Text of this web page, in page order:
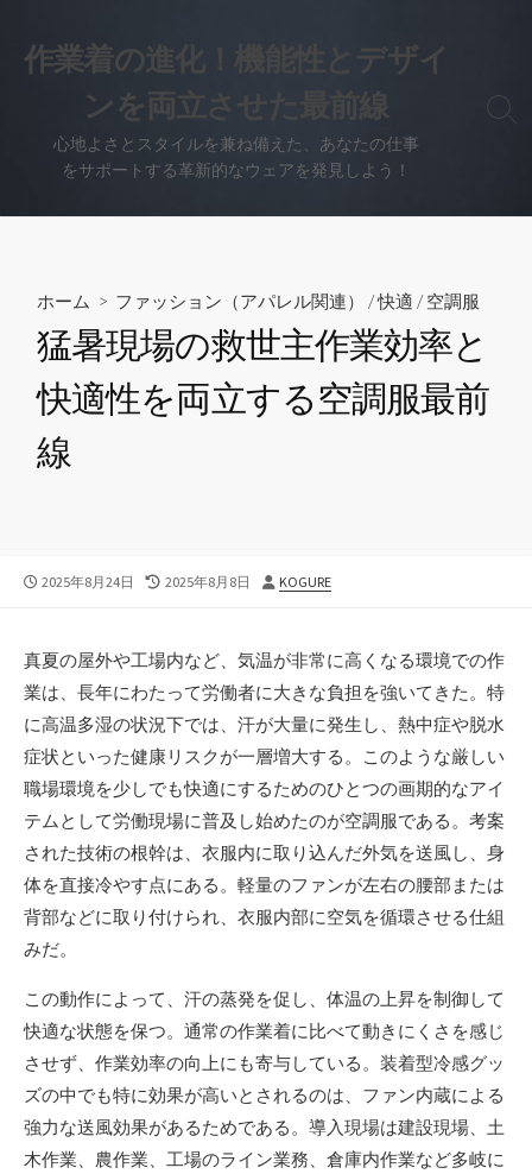
キ
作業着の進化！機能性とデザイ
ンを両立させた最前線
心地よさとスタイルを兼ね備えた、あなたの仕事
をサポートする革新的なウェアを発見しよう！
検
ホーム > ファッション（アパレル関連） /快適 /空調服
猛暑現場の救世主作業効率と
快適性を両立する空調服最前
線
公
2025年8月24日
最
新
日
2025年8月8日
投
KOGURE
真夏の屋外や工場内など、気温が非常に高くなる環境での作
業は、長年にわたって労働者に大きな負担を強いてきた。 特
に高温多湿の状況下では、汗が大量に発生し、熱中症や脱水
症状といった健康リスクが一層増大する。このような厳しい
職場環境を少しでも快適にするためのひとつの画期的なアイ
テムとして労働現場に普及し始めたのが空調服である。考案
された技術の根幹は、衣服内に取り込んだ外気を送風し、身
体を直接冷やす点にある。軽量のファンが左右の腰部または
背部などに取り付けられ、衣服内部に空気を循環させる仕組
みだ。
この動作によって、汗の蒸発を促し、体温の上昇を制御して
快適な状態を保つ。通常の作業着に比べて動きにくさを感じ
させず、作業効率の向上にも寄与している。装着型冷感グッ
ズの中でも特に効果が高いとされるのは、ファン内蔵による
強力な送風効果があるためである。導入現場は建設現場、土
木作業、農作業、工場のライン業務、倉庫内作業など多岐に